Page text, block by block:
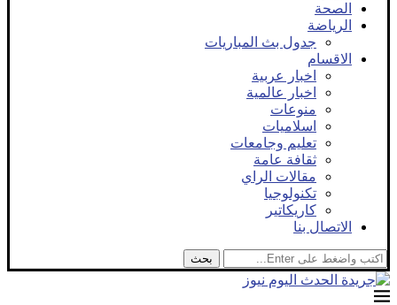
الصحة
الرياضة
جدول بث المباريات
الاقسام
اخبار عربية
اخبار عالمية
منوعات
اسلاميات
تعليم وجامعات
ثقافة عامة
مقالات الراي
تكنولوجيا
كاريكاتير
الاتصال بنا
بحث